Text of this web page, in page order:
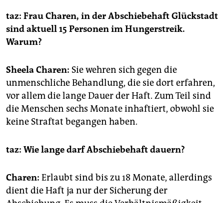
taz: Frau Charen, in der Abschiebehaft Glückstadt
sind aktuell 15 Personen im Hungerstreik.
Warum?
Sheela Charen: Sie wehren sich gegen die
unmenschliche Behandlung, die sie dort erfahren,
vor allem die lange Dauer der Haft. Zum Teil sind
die Menschen sechs Monate inhaftiert, obwohl sie
keine Straftat begangen haben.
taz: Wie lange darf Abschiebehaft dauern?
Charen: Erlaubt sind bis zu 18 Monate, allerdings
dient die Haft ja nur der Sicherung der